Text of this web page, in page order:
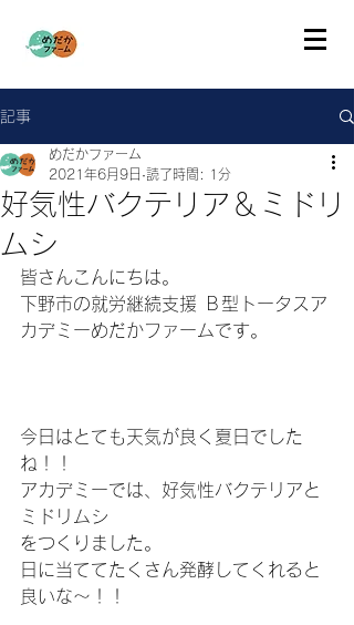
記事
好気性バクテリア＆ミドリ
ムシ
めだかファーム
2021年6月9日 読了時間: 1分
皆さんこんにちは。
下野市の就労継続支援 Ｂ型トータスア
カデミーめだかファームです。
今日はとても天気が良く夏日でした
ね！！
アカデミーでは、好気性バクテリアと
ミドリムシ
をつくりました。
日に当ててたくさん発酵してくれると
良いな～！！